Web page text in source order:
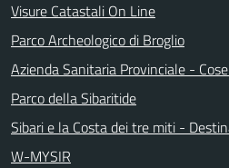
Visure Catastali On Line
Parco Archeologico di Broglio
Azienda Sanitaria Provinciale -
Parco della Sibaritide
Sibari e la Costa dei tre miti -
W-MYSIR